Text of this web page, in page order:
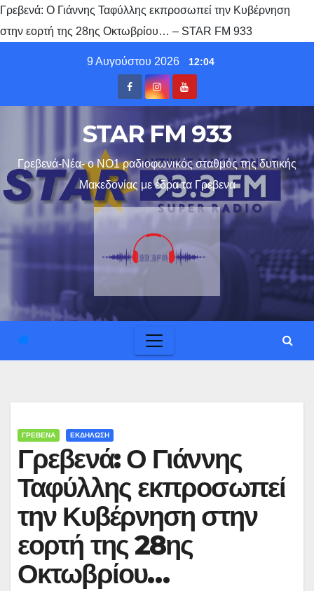
Γρεβενά: Ο Γιάννης Ταφύλλης εκπροσωπεί την Κυβέρνηση
στην εορτή της 28ης Οκτωβρίου… – STAR FM 933
9 Αυγούστου 2026 12:04
STAR FM 933
Γρεβενά-Νέα- ο ΝΟ1 ραδιοφωνικός σταθμός της δυτικής
Μακεδονίας με έδρα τα Γρεβενα
ΓΡΕΒΕΝΑ ΕΚΔΗΛΩΣΗ
Γρεβενά: Ο Γιάννης
Ταφύλλης εκπροσωπεί
την Κυβέρνηση στην
εορτή της 28ης
Οκτωβρίου…